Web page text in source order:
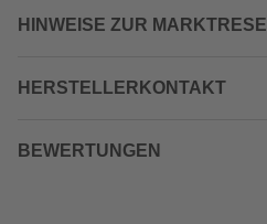
HINWEISE ZUR
HERSTELLERKONTAKT
BEWERTUNGEN